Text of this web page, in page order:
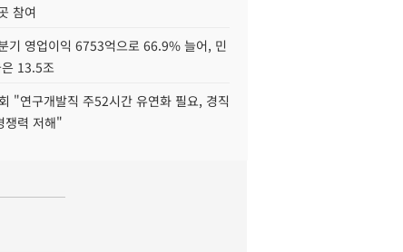
참여
기 영업이익 6753억으로 66.9% 늘어, 민
13.5조
"연구개발직 주52시간 유연화 필요, 경직
쟁력 저해"